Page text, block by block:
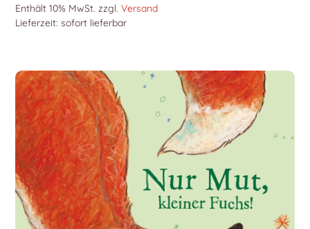
Enthält 10% MwSt. zzgl.Versand
Lieferzeit: sofort lieferbar